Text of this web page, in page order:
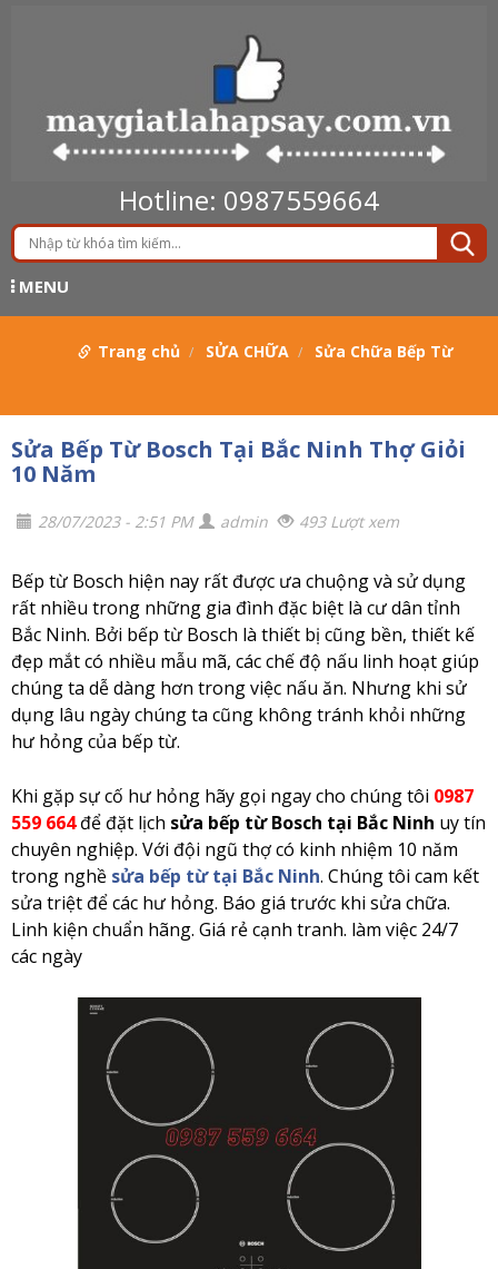
Hotline: 0987559664
MENU
Trang chủ SỬA CHỮA Sửa Chữa Bếp Từ
Sửa Bếp Từ Bosch Tại Bắc Ninh Thợ Giỏi
10 Năm
28/07/2023 - 2:51 PM admin 493 Lượt xem
Bếp từ Bosch hiện nay rất được ưa chuộng và sử dụng
rất nhiều trong những gia đình đặc biệt là cư dân tỉnh
Bắc Ninh. Bởi bếp từ Bosch là thiết bị cũng bền, thiết kế
đẹp mắt có nhiều mẫu mã, các chế độ nấu linh hoạt giúp
chúng ta dễ dàng hơn trong việc nấu ăn. Nhưng khi sử
dụng lâu ngày chúng ta cũng không tránh khỏi những
hư hỏng của bếp từ.
Khi gặp sự cố hư hỏng hãy gọi ngay cho chúng tôi 0987
559 664để đặt lịch sửa bếp từ Bosch tại Bắc Ninh uy tín
chuyên nghiệp. Với đội ngũ thợ có kinh nhiệm 10 năm
trong nghề sửa bếp từ tại Bắc Ninh. Chúng tôi cam kết
sửa triệt để các hư hỏng. Báo giá trước khi sửa chữa.
Linh kiện chuẩn hãng. Giá rẻ cạnh tranh. làm việc 24/7
các ngày